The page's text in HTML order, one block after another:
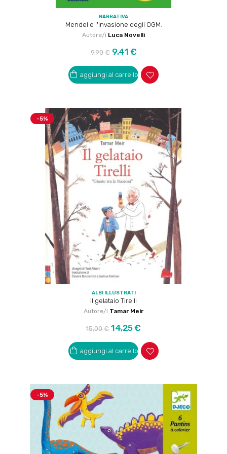
NARRATIVA
Mendel e l'invasione degli OGM.
Autore/i Luca Novelli
Prezzo
regolare
9,90 € Prezzo
9,41 €
aggiungi al carrello
-5%
ALBI ILLUSTRATI
Il gelataio Tirelli
Autore/i Tamar Meir
Prezzo
regolare
15,00 € Prezzo
14,25 €
aggiungi al carrello
-5%